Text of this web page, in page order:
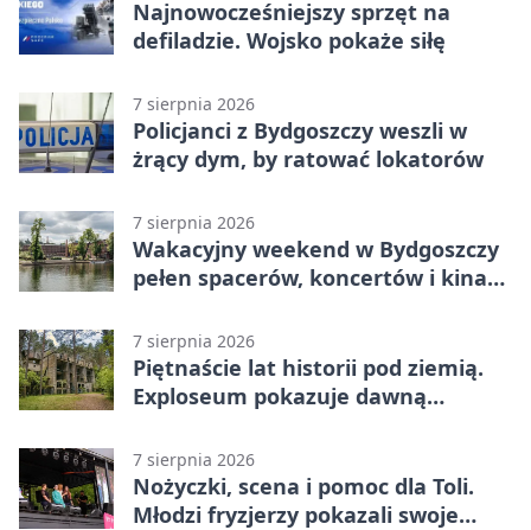
Najnowocześniejszy sprzęt na
defiladzie. Wojsko pokaże siłę
7 sierpnia 2026
Policjanci z Bydgoszczy weszli w
żrący dym, by ratować lokatorów
7 sierpnia 2026
Wakacyjny weekend w Bydgoszczy
pełen spacerów, koncertów i kina
7 sierpnia 2026
Piętnaście lat historii pod ziemią.
Exploseum pokazuje dawną
7 sierpnia 2026
Nożyczki, scena i pomoc dla Toli.
Młodzi fryzjerzy pokazali swoje